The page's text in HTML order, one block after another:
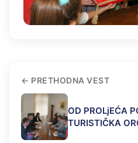
PRETHODNA VEST
OD PROLjEĆA
TURISTIČKA